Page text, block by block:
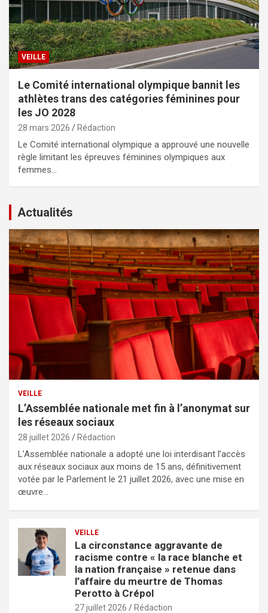
VEILLE
Le Comité international olympique bannit les
athlètes trans des catégories féminines pour
les JO 2028
28 mars 2026 Rédaction
Le Comité international olympique a approuvé une nouvelle
règle limitant les épreuves féminines olympiques aux
femmes…
Actualités
VEILLE
L’Assemblée nationale met fin à l’anonymat sur
les réseaux sociaux
28 juillet 2026 Rédaction
L’Assemblée nationale a adopté une loi interdisant l’accès
aux réseaux sociaux aux moins de 15 ans, définitivement
votée par le Parlement le 21 juillet 2026, avec une mise en
œuvre…
VEILLE
La circonstance aggravante de
racisme contre « la race blanche et
la nation française » retenue dans
l’affaire du meurtre de Thomas
Perotto à Crépol
27 juillet 2026 Rédaction